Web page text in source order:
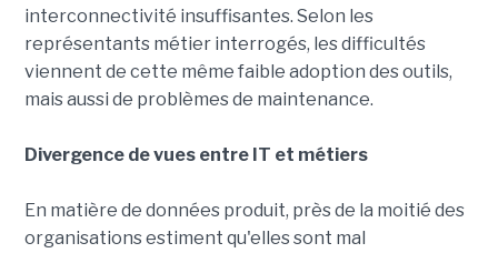
interconnectivité insuffisantes. Selon les
représentants métier interrogés, les difficultés
viennent de cette même faible adoption des outils,
mais aussi de problèmes de maintenance.
Divergence de vues entre IT et métiers
En matière de données produit, près de la moitié des
organisations estiment qu'elles sont mal